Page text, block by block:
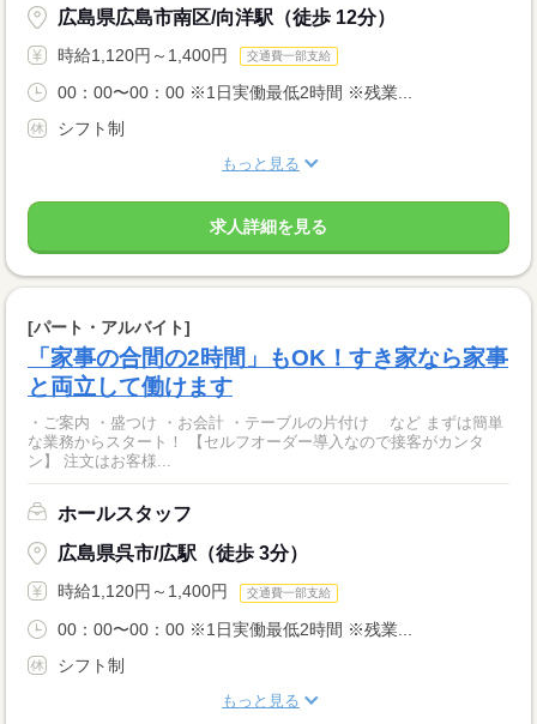
広島県広島市南区/向洋駅（徒歩 12分）
時給1,120円～1,400円 交通費一部支給
00：00〜00：00 ※1日実働最低2時間 ※残業...
シフト制
もっと見る
求人詳細を見る
[パート・アルバイト]
「家事の合間の2時間」もOK！すき家なら家事
と両立して働けます
・ご案内 ・盛つけ ・お会計 ・テーブルの片付け など まずは簡単
な業務からスタート！ 【セルフオーダー導入なので接客がカンタ
ン】 注文はお客様...
ホールスタッフ
広島県呉市/広駅（徒歩 3分）
時給1,120円～1,400円 交通費一部支給
00：00〜00：00 ※1日実働最低2時間 ※残業...
シフト制
もっと見る